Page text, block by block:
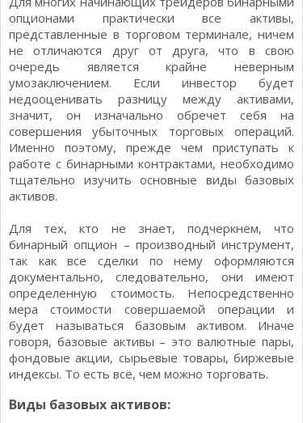
Опционы для начинающих
Стратегии
Торговля Kриптовалютой
Отзывы о бинарных опционах
Стратегии бинарных опционов
Добавить брокера в рейтинг
опционами практически все активы,
представленные в торговом терминале, ничем
не отличаются друг от друга, что в свою
очередь является крайне неверным
умозаключением. Если инвестор будет
недооценивать разницу между активами,
значит, он изначально обречет себя на
совершения убыточных торговых операций.
Именно поэтому, прежде чем приступать к
работе с бинарными контрактами, необходимо
тщательно изучить основные виды базовых
активов.
Для тех, кто не знает, подчеркнем, что
бинарный опцион – производный инструмент,
так как все сделки по нему оформляются
документально, следовательно, они имеют
определенную стоимость. Непосредственно
мера стоимости совершаемой операции и
будет называться базовым активом. Иначе
говоря, базовые активы – это валютные пары,
фондовые акции, сырьевые товары, биржевые
индексы. То есть всё, чем можно торговать.
Виды базовых активов: